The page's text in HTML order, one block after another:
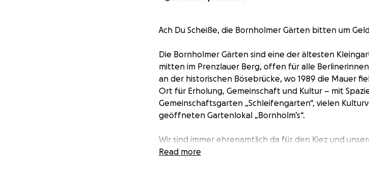
Ach Du Scheiße, die Bornholmer Gärten bitten um
Die Bornholmer Gärten sind eine der ältesten
mitten im Prenzlauer Berg, offen für alle
an der historischen Bösebrücke, wo 1989 die Mauer
Ort für Erholung, Gemeinschaft und Kultur – mit
Gemeinschaftsgarten „Schleifengarten“, vielen
geöffneten Gartenlokal „Bornholm’s“.
Wir sind immer ehrenamtlich da für den Kiez und
Hilfe: Unser Vereinslokal muss an die Kanalisation
Read more